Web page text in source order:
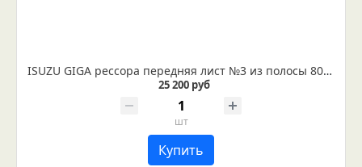
ISUZU GIGA рессора передняя лист №3 из полосы 80*25/15
25 200 руб
шт
Купить